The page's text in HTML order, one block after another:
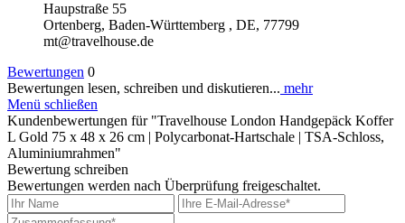
Haupstraße 55
Ortenberg, Baden-Württemberg , DE, 77799
mt@travelhouse.de
Bewertungen 0
Bewertungen lesen, schreiben und diskutieren... mehr
Menü schließen
Kundenbewertungen für "Travelhouse London Handgepäck Koffer
L Gold 75 x 48 x 26 cm | Polycarbonat-Hartschale | TSA-Schloss,
Aluminiumrahmen"
Bewertung schreiben
Bewertungen werden nach Überprüfung freigeschaltet.